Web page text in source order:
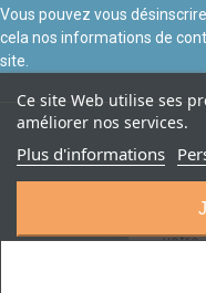
Ce site Web utilise ses
améliorer nos services.
Plus d'informations
Vous pouvez vous
cela nos informations de
site.
votre
avec